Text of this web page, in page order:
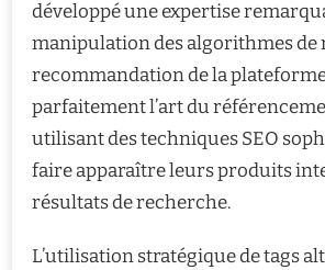
développé une expertise
manipulation des algorithmes de
recommandation de la
parfaitement l’art du
utilisant des techniques SEO
faire apparaître leurs produits
résultats de recherche.
L’utilisation stratégique de tags